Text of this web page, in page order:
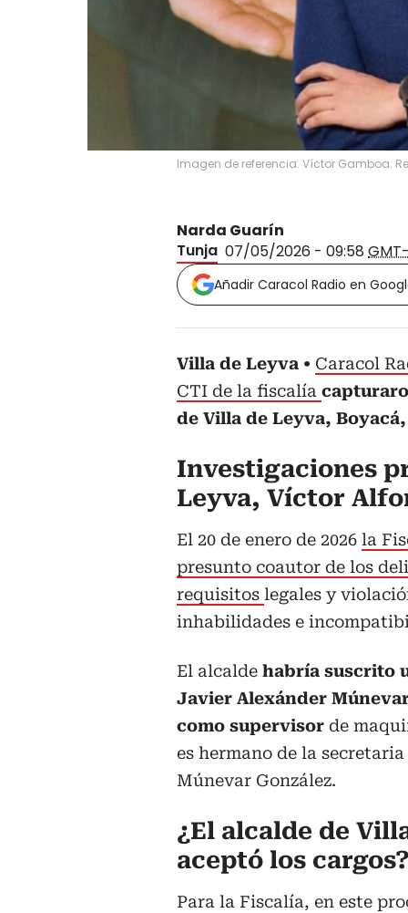
Imagen de referencia. Víctor Gamboa:
Narda Guarín
Tunja 07/05/2026 - 09:58
Añadir Caracol Radio en
Villa de Leyva
Caracol
CTI de la fiscalía
de Villa de Leyva, Boyacá,
Investigaciones
Leyva, Víctor
El 20 de enero de 2026 la
presunto coautor de los
requisitos legales y
inhabilidades e
El alcalde habría suscrito
Javier Alexánder
como supervisor de
es hermano de la
Múnevar González.
¿El alcalde de
aceptó los cargos?
Para la Fiscalía, en este